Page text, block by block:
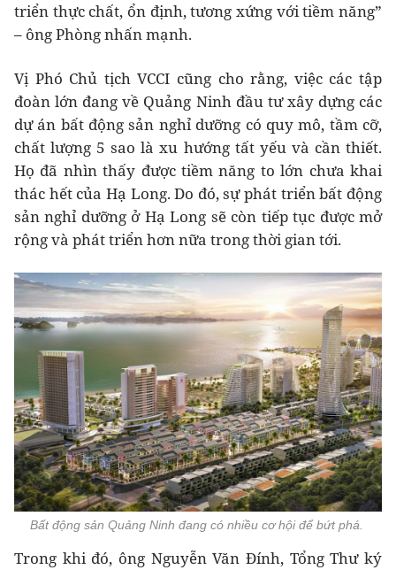
triển thực chất, ổn định, tương xứng với tiềm năng”
– ông Phòng nhấn mạnh.
Vị Phó Chủ tịch VCCI cũng cho rằng, việc các tập
đoàn lớn đang về Quảng Ninh đầu tư xây dựng các
dự án bất động sản nghỉ dưỡng có quy mô, tầm cỡ,
chất lượng 5 sao là xu hướng tất yếu và cần thiết.
Họ đã nhìn thấy được tiềm năng to lớn chưa khai
thác hết của Hạ Long. Do đó, sự phát triển bất động
sản nghỉ dưỡng ở Hạ Long sẽ còn tiếp tục được mở
rộng và phát triển hơn nữa trong thời gian tới.
Bất động sản Quảng Ninh đang có nhiều cơ hội để bứt phá.
Trong khi đó, ông Nguyễn Văn Đính, Tổng Thư ký